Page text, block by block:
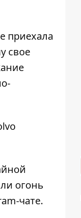
приехала
свое
огонь
чате.